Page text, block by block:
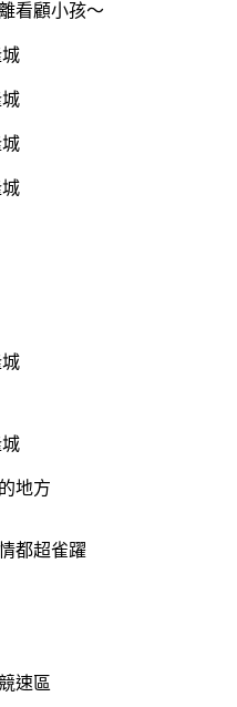
看顧小孩～
地方
都超雀躍
速區